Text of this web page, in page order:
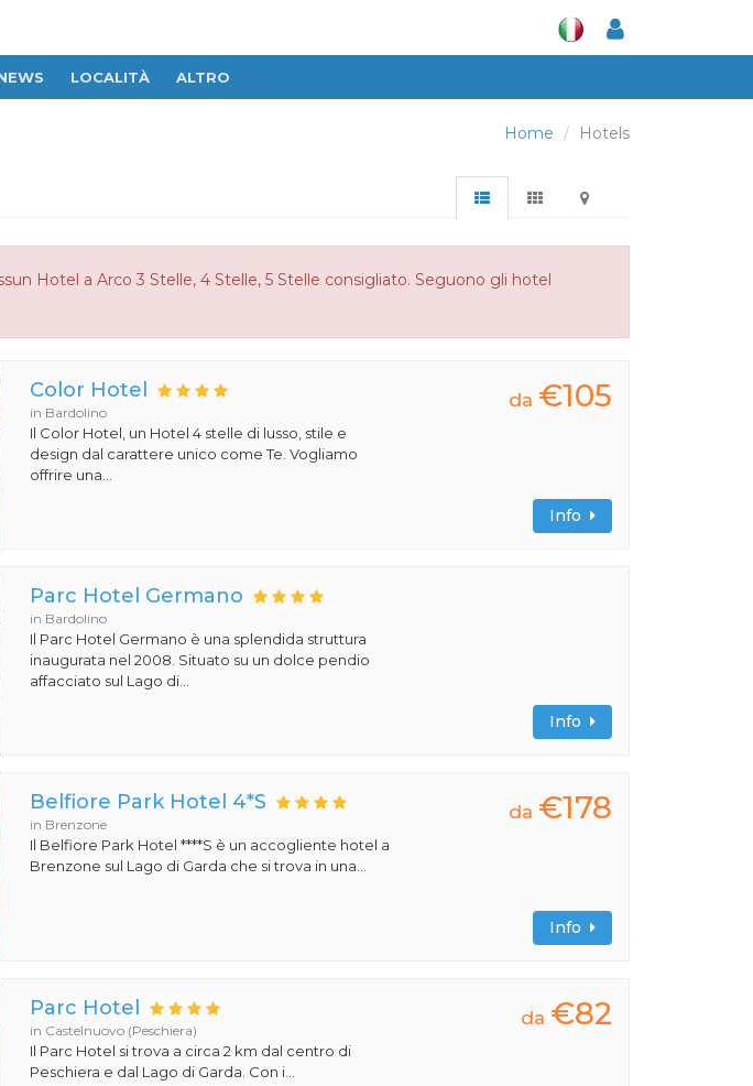
LOCALITÀ ALTRO
Home Hotels
Hotel a Arco 3 Stelle, 4 Stelle, 5 Stelle consigliato. Seguono gli hotel
Color Hotel
in Bardolino
Il Color Hotel, un Hotel 4 stelle di lusso, stile e
design dal carattere unico come Te. Vogliamo
offrire una...
da €105
Info
Parc Hotel Germano
in Bardolino
Il Parc Hotel Germano è una splendida struttura
inaugurata nel 2008. Situato su un dolce pendio
affacciato sul Lago di...
Info
Belfiore Park Hotel 4*S
in Brenzone
Il Belfiore Park Hotel ****S è un accogliente hotel a
Brenzone sul Lago di Garda che si trova in una...
da €178
Info
Parc Hotel
in Castelnuovo (Peschiera)
Il Parc Hotel si trova a circa 2 km dal centro di
Peschiera e dal Lago di Garda. Con i...
da €82